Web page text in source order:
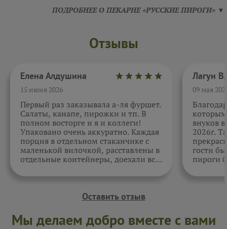
ПОДРОБНЕЕ О ПЕКАРНЕ «РУССКИЕ ПИРОГИ» ▼
Отзывы
Елена Алдушина
15 июня 2026
Первый раз заказывала а-ля фуршет.
Салаты, канапе, пирожки и тп. В
полном восторге и я и коллеги!
Упаковано очень аккуратно. Каждая
порция в отдельном стаканчике с
маленькой вилочкой, расставлены в
отдельные контейнеры, доехали все
спасибо за внимательность к датам.
09 мая
внуков
2026г.
гости
пироги
Оставить отзыв
Мы делаем добро вместе с вами